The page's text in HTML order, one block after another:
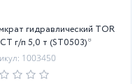
гидравлический TOR
г/п 5,0 т (ST0503)*
1003450